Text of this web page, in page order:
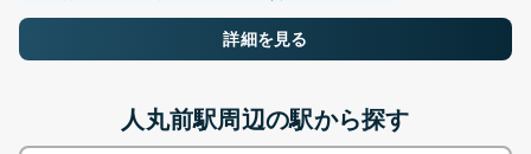
詳細を見る
人丸前駅周辺の駅から探す